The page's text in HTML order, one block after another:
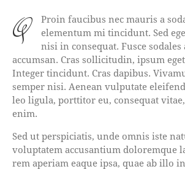
qProin faucibus nec mauris a sodales, sed
elementum mi tincidunt. Sed
nisi in consequat. Fusce sodales
accumsan. Cras sollicitudin, ipsum
Integer tincidunt. Cras dapibus.
semper nisi. Aenean vulputate
leo ligula, porttitor eu, consequat
enim.
Sed ut perspiciatis, unde omnis iste
voluptatem accusantium doloremque
rem aperiam eaque ipsa, quae ab illo